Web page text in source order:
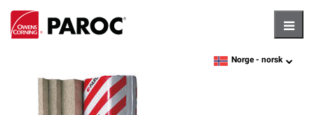
language
Norge - norsk